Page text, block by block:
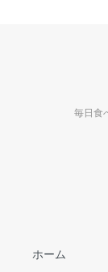
毎日食
ホーム